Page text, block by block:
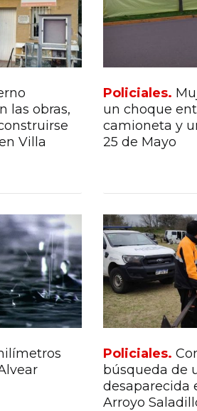
las obras,
Villa
Policiales.
un choque
camioneta y
25 de Mayo
Policiales.
búsqueda de
desaparecida
Arroyo